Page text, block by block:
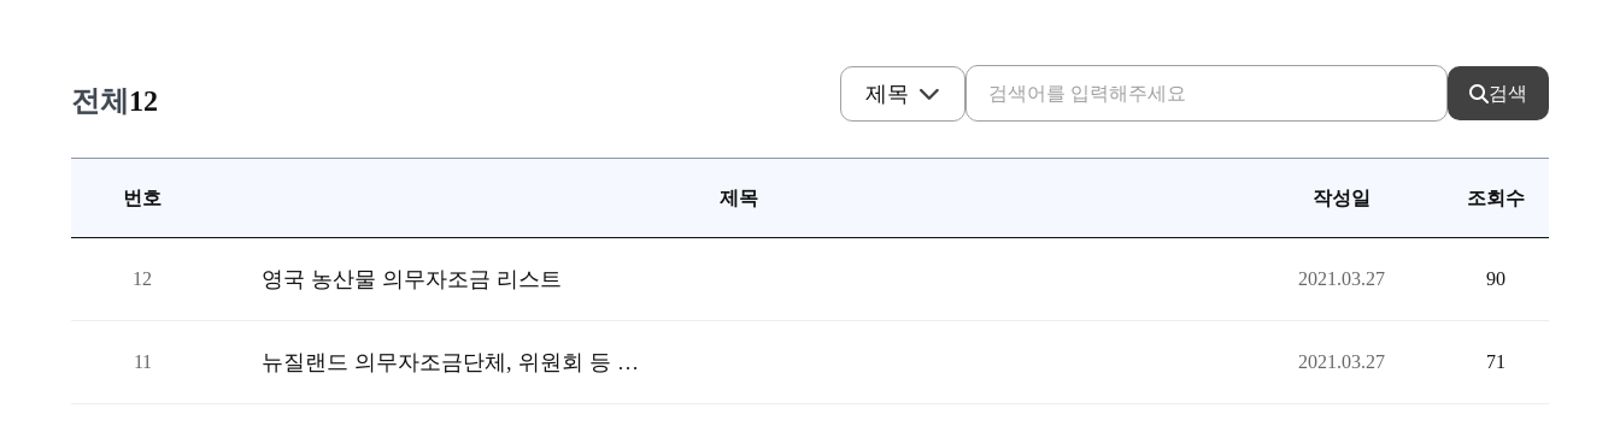
전체 12 해외자료 검색
검색 기준
제목 검색
번호 제목 작성일 조회수
12 영국 농산물 의무자조금 리스트 2021.03.27 90
11 뉴질랜드 의무자조금단체, 위원회 등 리스트 2021.03.27 71